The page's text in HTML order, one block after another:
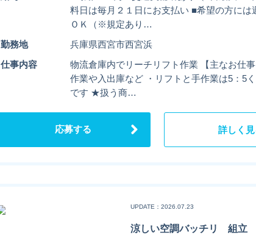
料日は毎月２１日にお支払い ■希望の方には
ＯＫ（※規定あり…
勤務地 兵庫県西宮市西宮浜
仕事内容
物流倉庫内でリーチリフト作業 【主なお仕
作業や入出庫など ・リフトと手作業は5：5
です ★扱う商…
応募する 詳しく
UPDATE：2026.07.23
涼しい空調バッチリ 組